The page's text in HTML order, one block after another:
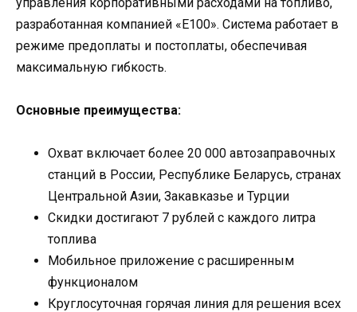
разработанная компанией «Е100». Система работает в
режиме предоплаты и постоплаты, обеспечивая
максимальную гибкость.
Основные преимущества:
Охват включает более 20 000 автозаправочных
станций в России, Республике Беларусь, странах
Центральной Азии, Закавказье и Турции
Скидки достигают 7 рублей с каждого литра
топлива
Мобильное приложение с расширенным
функционалом
Круглосуточная горячая линия для решения всех